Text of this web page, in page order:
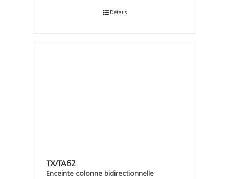
Détails
TX/TA62
Enceinte colonne bidirectionnelle